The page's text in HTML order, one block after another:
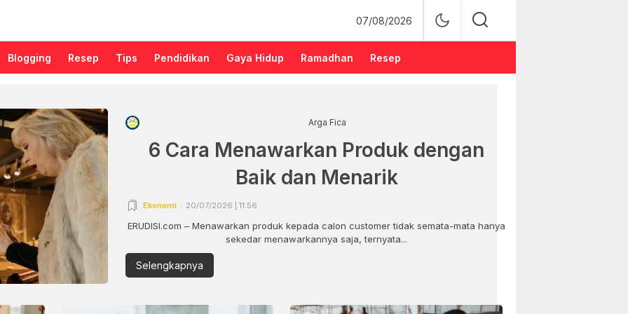
07/08/2026
Blogging Resep Tips Pendidikan Gaya Hidup Ramadhan Resep
Arga Fica
6 Cara Menawarkan Produk dengan
Baik dan Menarik
Ekonomi 20/07/2026 | 11:56
ERUDISI.com – Menawarkan produk kepada calon customer tidak semata-mata hanya
sekedar menawarkannya saja, ternyata...
Selengkapnya